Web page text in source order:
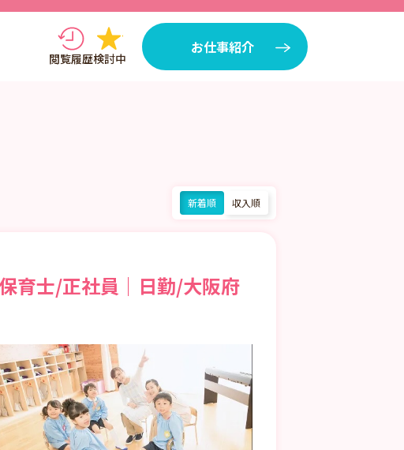
閲覧履歴検討中
お仕事紹介
新着順 収入順
育士/正社員｜日勤/大阪府